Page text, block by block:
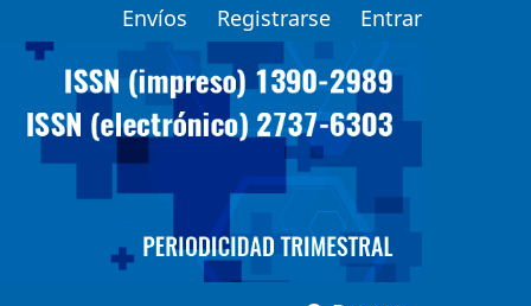
Envíos Registrarse Entrar